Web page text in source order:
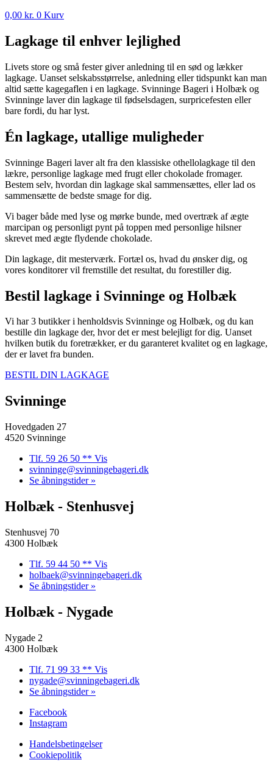
0,00 kr. 0 Kurv
Lagkage til enhver lejlighed
Livets store og små fester giver anledning til en sød og lækker
lagkage. Uanset selskabsstørrelse, anledning eller tidspunkt kan man
altid sætte kagegaflen i en lagkage. Svinninge Bageri i Holbæk og
Svinninge laver din lagkage til fødselsdagen, surpricefesten eller
bare fordi, du har lyst.
Én lagkage, utallige muligheder
Svinninge Bageri laver alt fra den klassiske othellolagkage til den
lækre, personlige lagkage med frugt eller chokolade fromager.
Bestem selv, hvordan din lagkage skal sammensættes, eller lad os
sammensætte de bedste smage for dig.
Vi bager både med lyse og mørke bunde, med overtræk af ægte
marcipan og personligt pynt på toppen med personlige hilsner
skrevet med ægte flydende chokolade.
Din lagkage, dit mesterværk. Fortæl os, hvad du ønsker dig, og
vores konditorer vil fremstille det resultat, du forestiller dig.
Bestil lagkage i Svinninge og Holbæk
Vi har 3 butikker i henholdsvis Svinninge og Holbæk, og du kan
bestille din lagkage der, hvor det er mest belejligt for dig. Uanset
hvilken butik du foretrækker, er du garanteret kvalitet og en lagkage,
der er lavet fra bunden.
BESTIL DIN LAGKAGE
Svinninge
Hovedgaden 27
4520 Svinninge
Tlf. 59 26 50 ** Vis
svinninge@svinningebageri.dk
Se åbningstider »
Holbæk - Stenhusvej
Stenhusvej 70
4300 Holbæk
Tlf. 59 44 50 ** Vis
holbaek@svinningebageri.dk
Se åbningstider »
Holbæk - Nygade
Nygade 2
4300 Holbæk
Tlf. 71 99 33 ** Vis
nygade@svinningebageri.dk
Se åbningstider »
Facebook
Instagram
Handelsbetingelser
Cookiepolitik